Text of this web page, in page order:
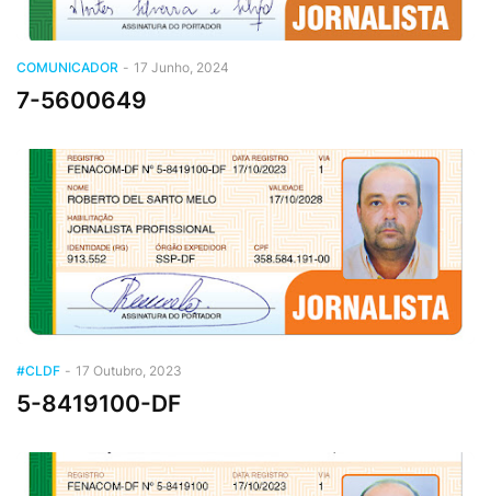
COMUNICADOR - 17 Junho, 2024
7-5600649
#CLDF - 17 Outubro, 2023
5-8419100-DF